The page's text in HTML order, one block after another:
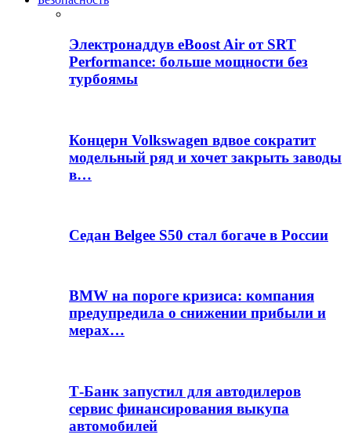
Электронаддув eBoost Air от SRT
Performance: больше мощности без
турбоямы
Концерн Volkswagen вдвое сократит
модельный ряд и хочет закрыть заводы
в…
Седан Belgee S50 стал богаче в России
BMW на пороге кризиса: компания
предупредила о снижении прибыли и
мерах…
Т-Банк запустил для автодилеров
сервис финансирования выкупа
автомобилей